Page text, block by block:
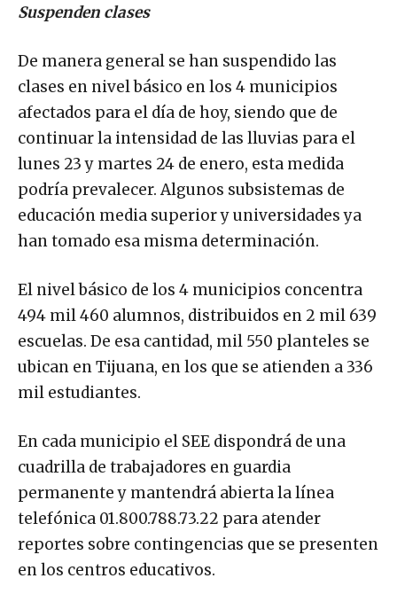
Suspenden clases
De manera general se han suspendido las
clases en nivel básico en los 4 municipios
afectados para el día de hoy, siendo que de
continuar la intensidad de las lluvias para el
lunes 23 y martes 24 de enero, esta medida
podría prevalecer. Algunos subsistemas de
educación media superior y universidades ya
han tomado esa misma determinación.
El nivel básico de los 4 municipios concentra
494 mil 460 alumnos, distribuidos en 2 mil 639
escuelas. De esa cantidad, mil 550 planteles se
ubican en Tijuana, en los que se atienden a 336
mil estudiantes.
En cada municipio el SEE dispondrá de una
cuadrilla de trabajadores en guardia
permanente y mantendrá abierta la línea
telefónica 01.800.788.73.22 para atender
reportes sobre contingencias que se presenten
en los centros educativos.